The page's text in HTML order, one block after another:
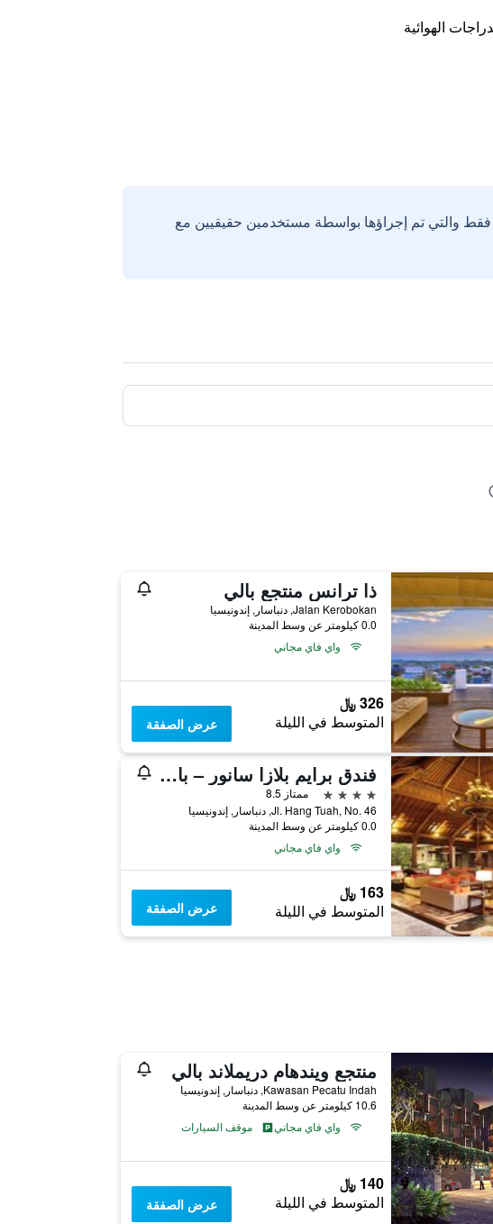
الهوائية
والتي تم إجراؤها بواسطة مستخدمين حقيقيين مع
ذا ترانس منتجع بالي
Jalan Kerobokan, دنباسار, إندونيسيا
0.0 كيلومتر عن وسط المدينة
واي فاي مجاني
326 ﷼
المتوسط في الليلة عرض الصفقة
فندق برايم بلازا سانور – بالي
4 نجوم
ممتاز 8.5
Jl. Hang Tuah, No. 46, دنباسار, إندونيسيا
0.0 كيلومتر عن وسط المدينة
واي فاي مجاني
163 ﷼
المتوسط في الليلة عرض الصفقة
منتجع ويندهام دريملاند بالي
Kawasan Pecatu Indah, دنباسار, إندونيسيا
10.6 كيلومتر عن وسط المدينة
واي فاي مجاني
موقف السيارات
140 ﷼
المتوسط في الليلة عرض الصفقة